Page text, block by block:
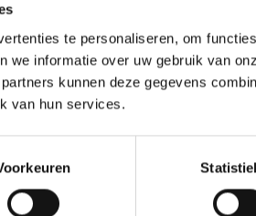
te personaliseren, om
we informatie over uw gebruik van
kunnen deze gegevens
van hun services.